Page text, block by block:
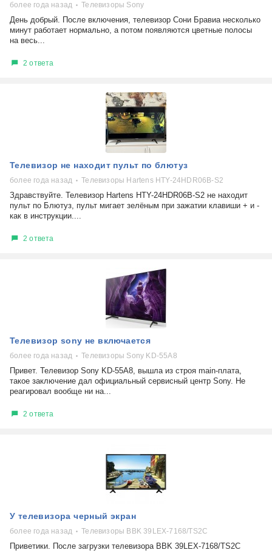
более года назад Телевизоры Sony
День добрый. После включения, телевизор Сони Бравиа несколько
минут работает нормально, а потом появляются цветные полосы
на весь...
2 ответа
Телевизор не находит пульт по блютуз
более года назад Телевизоры Hartens HTY-24HDR06B-S2
Здравствуйте. Телевизор Hartens HTY-24HDR06B-S2 не находит
пульт по Блютуз, пульт мигает зелёным при зажатии клавиши + и -
как в инструкции....
2 ответа
Телевизор sony не включается
более года назад Телевизоры Sony KD-55A8
Привет. Телевизор Sony KD-55A8, вышла из строя main-плата,
такое заключение дал официальный сервисный центр Sony. Не
реагировал вообще ни на...
2 ответа
У телевизора черный экран
более года назад Телевизоры BBK 39LEX-7168/TS2C
Приветики. После загрузки телевизора BBK 39LEX-7168/TS2C